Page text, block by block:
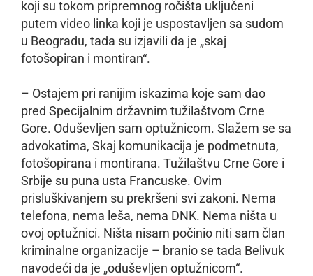
koji su tokom pripremnog ročišta uključeni
putem video linka koji je uspostavljen sa sudom
u Beogradu, tada su izjavili da je „skaj
fotošopiran i montiran“.
– Ostajem pri ranijim iskazima koje sam dao
pred Specijalnim državnim tužilaštvom Crne
Gore. Oduševljen sam optužnicom. Slažem se sa
advokatima, Skaj komunikacija je podmetnuta,
fotošopirana i montirana. Tužilaštvu Crne Gore i
Srbije su puna usta Francuske. Ovim
prisluškivanjem su prekršeni svi zakoni. Nema
telefona, nema leša, nema DNK. Nema ništa u
ovoj optužnici. Ništa nisam počinio niti sam član
kriminalne organizacije – branio se tada Belivuk
navodeći da je „oduševljen optužnicom“.